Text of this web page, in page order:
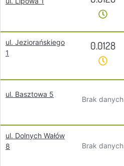
ul. Jeziorańskiego
1
0.0128
ul. Basztowa 5
Brak danych
ul. Dolnych Wałów
8
Brak danych